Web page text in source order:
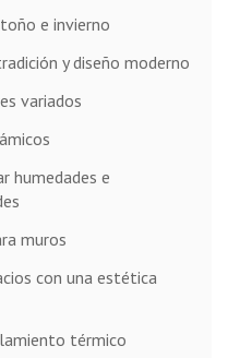
e invierno
y diseño moderno
variados
humedades e
muros
con una estética
térmico